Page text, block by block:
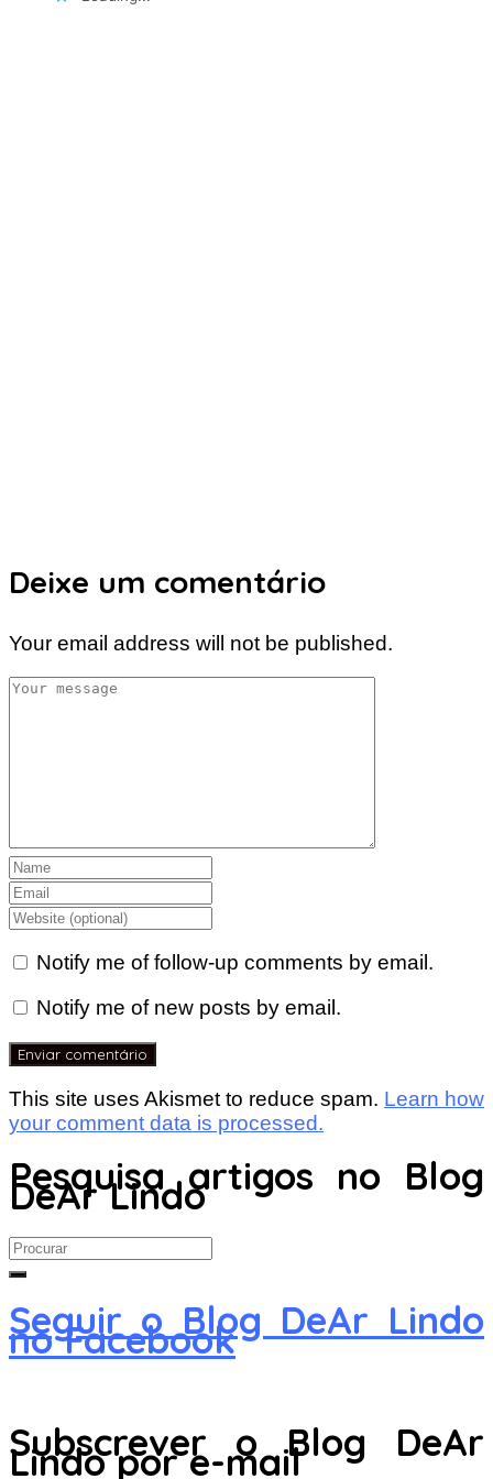
Deixe um comentário
Your email address will not be published.
Notify me of follow-up comments by email.
Notify me of new posts by email.
This site uses Akismet to reduce spam. Learn how
your comment data is processed.
Pesquisa artigos no Blog
DeAr Lindo
Search
for:
Seguir o Blog DeAr Lindo
no Facebook
Subscrever o Blog DeAr
Lindo por e-mail